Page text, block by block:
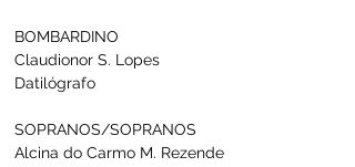
BOMBARDINO
Claudionor S. Lopes
Datilógrafo
SOPRANOS/SOPRANOS
Alcina do Carmo M. Rezende